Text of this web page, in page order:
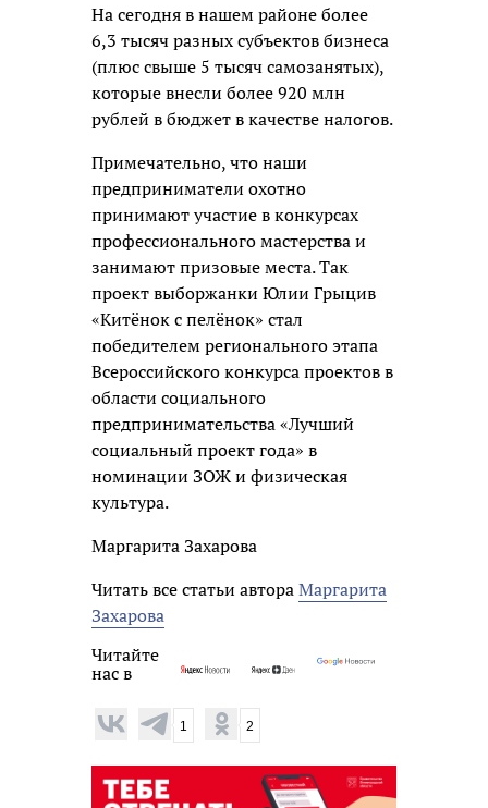
На сегодня в нашем районе более
6,3 тысяч разных субъектов бизнеса
(плюс свыше 5 тысяч самозанятых),
которые внесли более 920 млн
рублей в бюджет в качестве налогов.
Примечательно, что наши
предприниматели охотно
принимают участие в конкурсах
профессионального мастерства и
занимают призовые места. Так
проект выборжанки Юлии Грыцив
«Китёнок с пелёнок» стал
победителем регионального этапа
Всероссийского конкурса проектов в
области социального
предпринимательства «Лучший
социальный проект года» в
номинации ЗОЖ и физическая
культура.
Маргарита Захарова
Читать все статьи автораМаргарита
Захарова
Читайте
нас в
1 2